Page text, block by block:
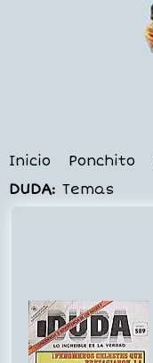
Inicio Ponchito
DUDA: Temas